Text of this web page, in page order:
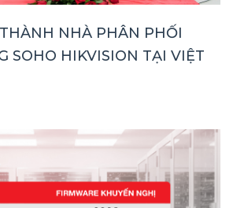
NHÀ PHÂN PHỐI
SOHO HIKVISION TẠI VIỆT